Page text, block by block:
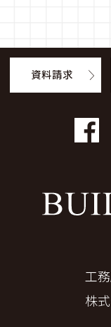
工
株
資料請求